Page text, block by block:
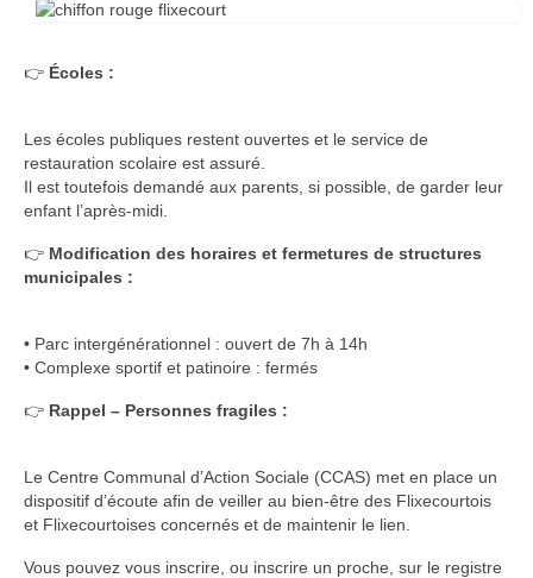
👉 Écoles :
Les écoles publiques restent ouvertes et le service de
restauration scolaire est assuré.
Il est toutefois demandé aux parents, si possible, de garder leur
enfant l’après-midi.
👉 Modification des horaires et fermetures de structures
municipales :
• Parc intergénérationnel : ouvert de 7h à 14h
• Complexe sportif et patinoire : fermés
👉 Rappel – Personnes fragiles :
Le Centre Communal d’Action Sociale (CCAS) met en place un
dispositif d’écoute afin de veiller au bien-être des Flixecourtois
et Flixecourtoises concernés et de maintenir le lien.
Vous pouvez vous inscrire, ou inscrire un proche, sur le registre